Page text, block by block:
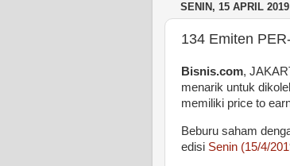
SENIN, 15 APRIL 2019
134 Emiten
Bisnis.com,
menarik untuk
memiliki price to
Beburu saham
edisi Senin (15/4/